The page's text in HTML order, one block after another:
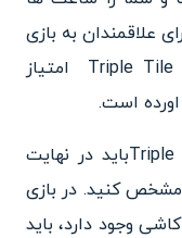
علاقمندان به بازی
پازلی در همه سنین است. این بازی Triple Tile امتیاز
است.
توضیحات بیشتر: شما در بازی Triple Tileباید در نهایت
کنید. در بازی
وجود دارد، باید